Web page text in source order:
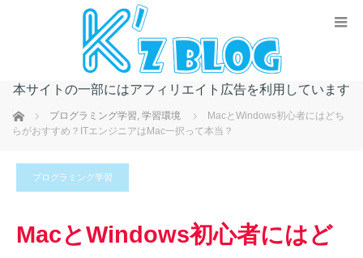
本サイトの一部にはアフィリエイト広告を利用しています
ホーム プログラミング学習, 学習環境
MacとWindows初心者にはどち
らがおすすめ？ITエンジニアはMac一択って本当？
プログラミング学習
MacとWindows初心者にはど